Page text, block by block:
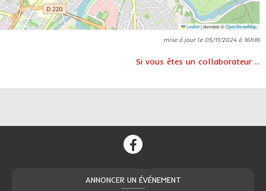
Leaflet|données ©OpenStreetMap
mise à jour le 05/11/2024 à 16h16
Si vous êtes un collaborateur ...
ANNONCER UN ÉVÉNEMENT